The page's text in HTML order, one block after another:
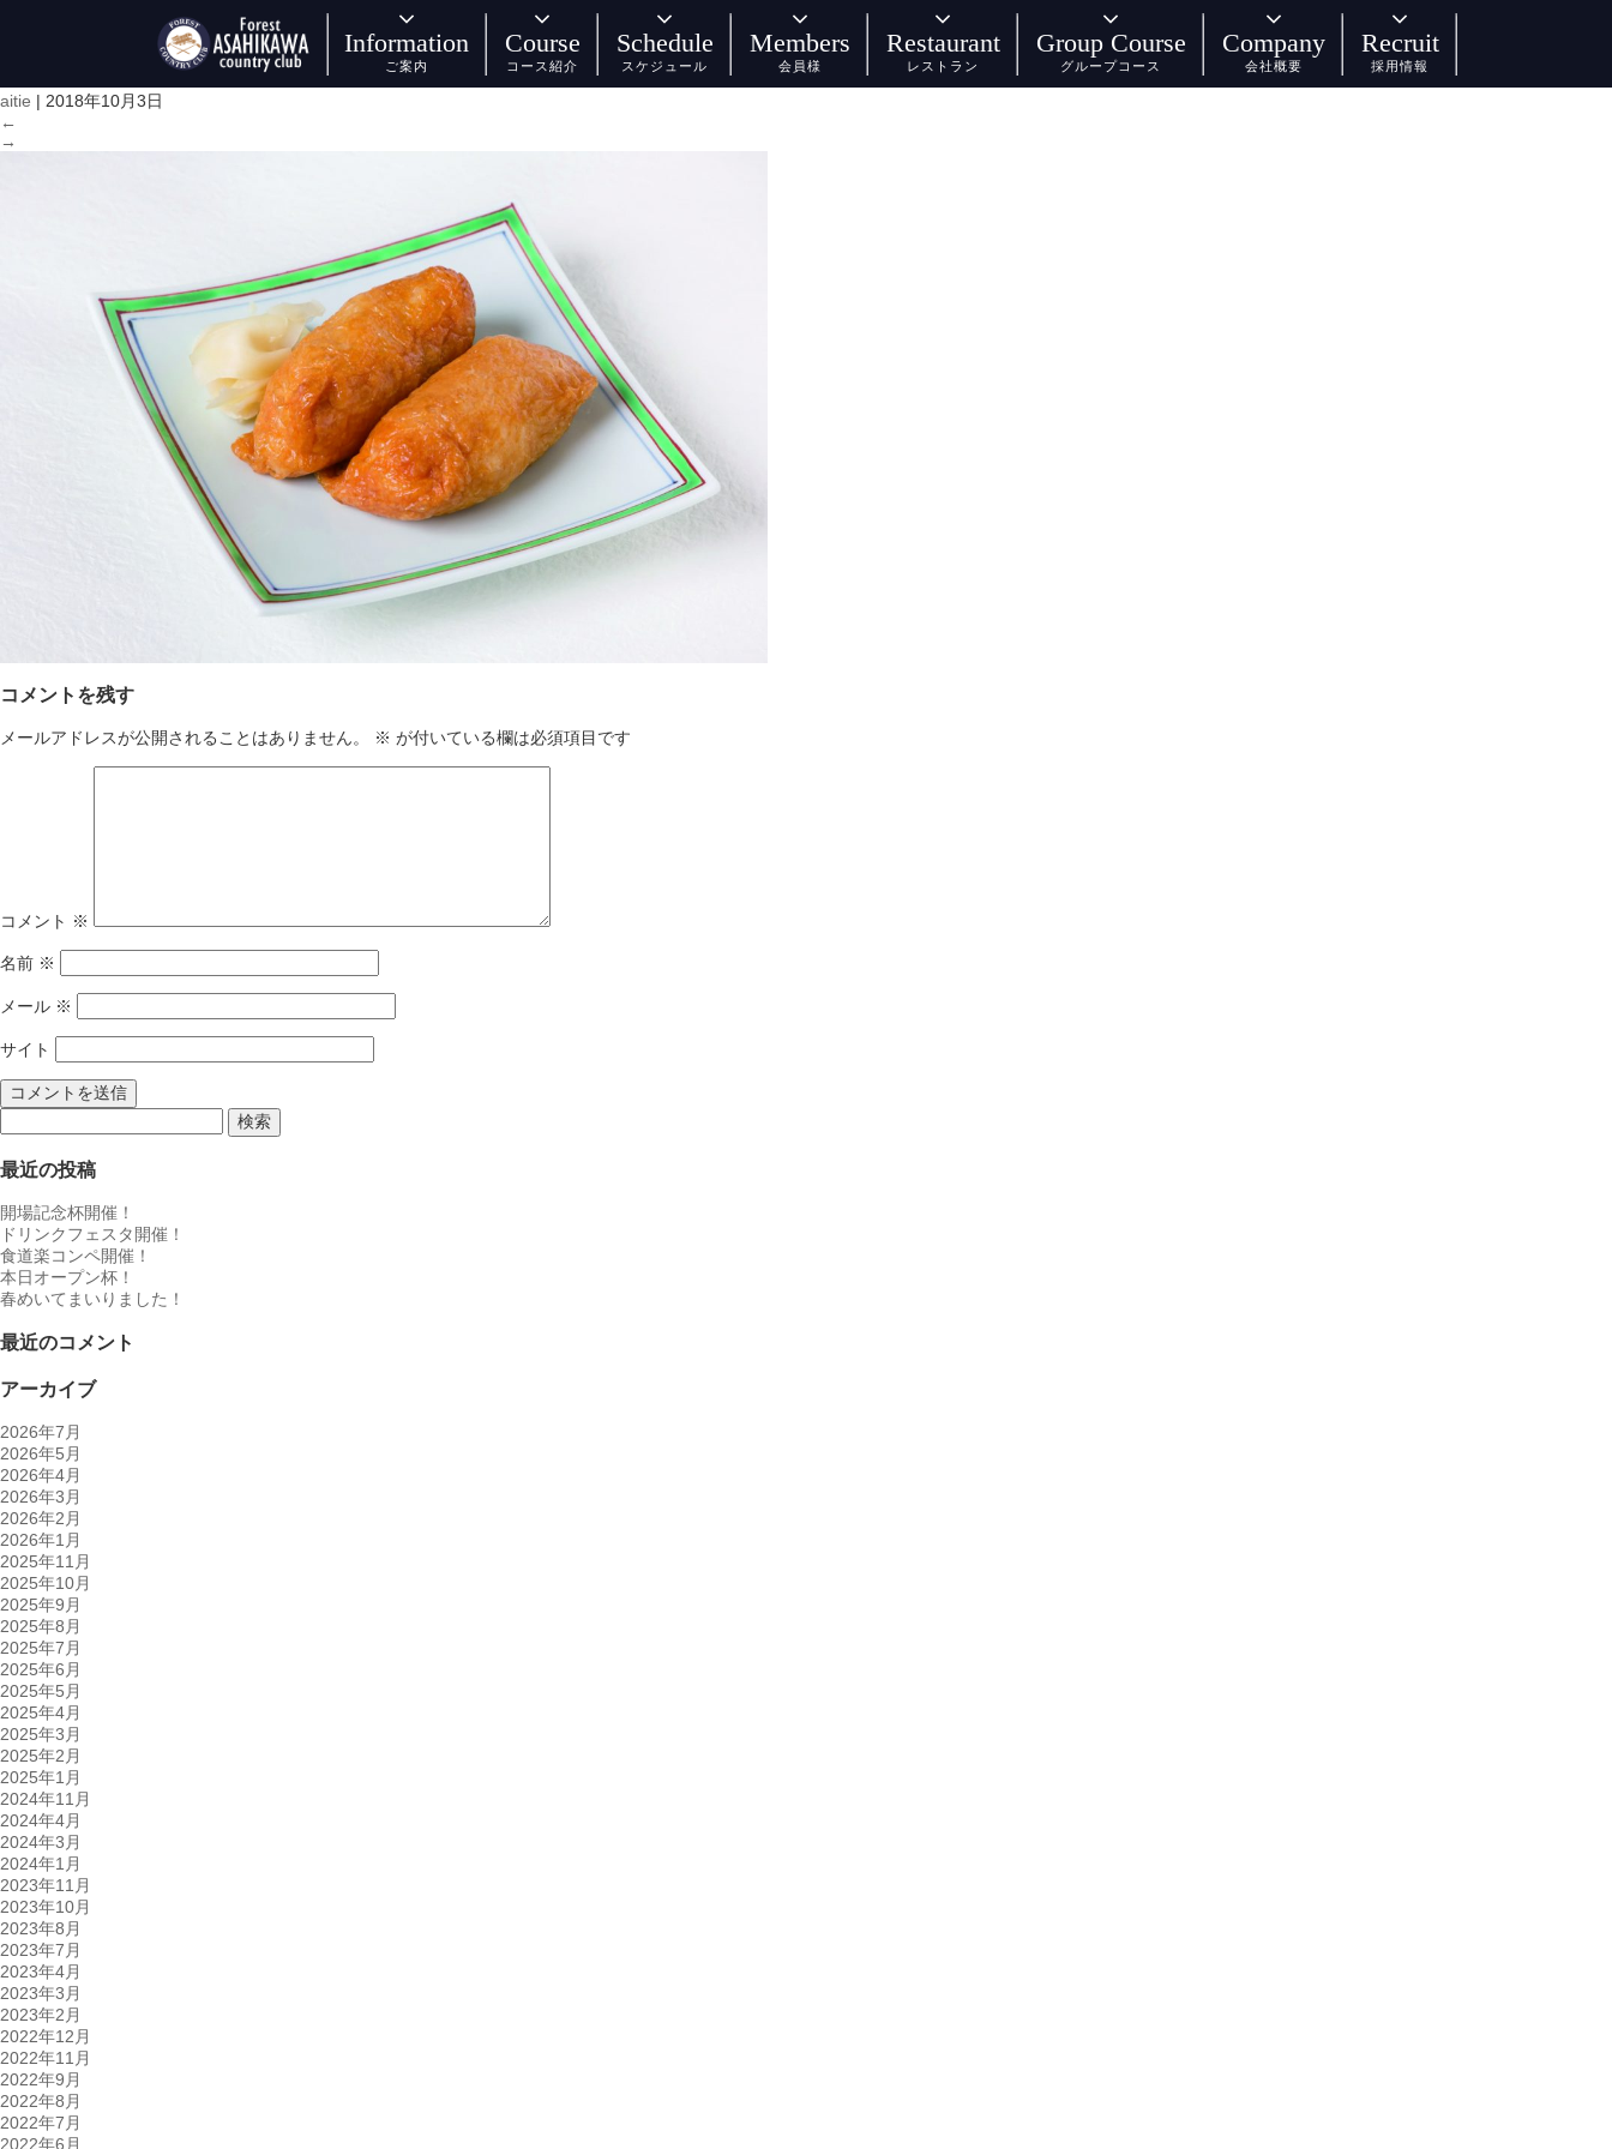
Information
ご案内
Course
コース紹介
Schedule
スケジュール
Members
会員様
Restaurant
レストラン
Group Course
グループコース
Company
会社概要
Recruit
採用情報
施設-練習場
aitie | 2018年10月3日
←
→
コメントを残す
メールアドレスが公開されることはありません。 ※ が付いている欄は必須項目です
コメント ※
名前 ※
メール ※
サイト
索:
最近の投稿
開場記念杯開催！
ドリンクフェスタ開催！
食道楽コンペ開催！
本日オープン杯！
春めいてまいりました！
最近のコメント
アーカイブ
2026年7月
2026年5月
2026年4月
2026年3月
2026年2月
2026年1月
2025年11月
2025年10月
2025年9月
2025年8月
2025年7月
2025年6月
2025年5月
2025年4月
2025年3月
2025年2月
2025年1月
2024年11月
2024年4月
2024年3月
2024年1月
2023年11月
2023年10月
2023年8月
2023年7月
2023年4月
2023年3月
2023年2月
2022年12月
2022年11月
2022年9月
2022年8月
2022年7月
2022年6月